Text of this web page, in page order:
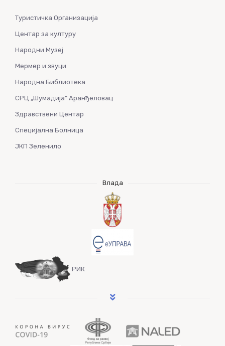
Туристичка Организација
Центар за културу
Народни Музеј
Мермер и звуци
Народна Библиотека
СРЦ „Шумадија“ Аранђеловац
Здравствени Центар
Специјална Болница
ЈКП Зеленило
Влада
РИК